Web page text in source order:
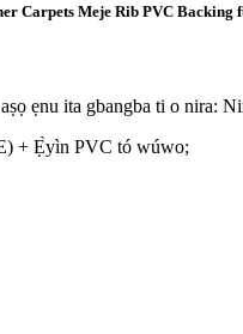
Carpets Meje Rib PVC
ẹnu ita gbangba ti o nira:
+ Ẹ̀yìn PVC tó wúwo;